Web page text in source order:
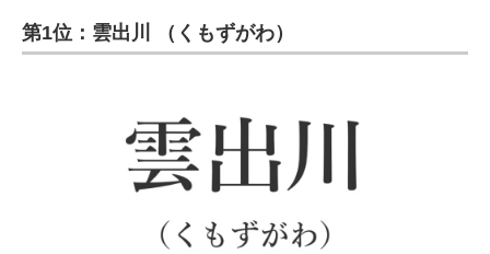
第1位：雲出川 （くもずがわ）